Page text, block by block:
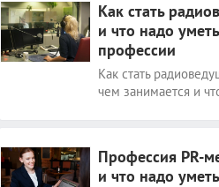
Как стать
и что надо
профессии
Как стать
чем занимается и
Профессия PR-
и что надо уметь